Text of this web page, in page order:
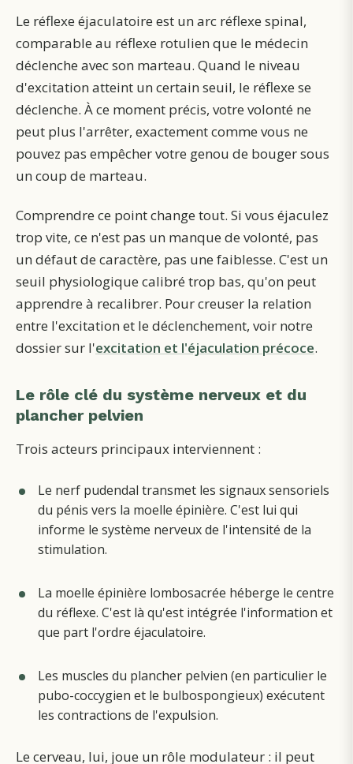
Le réflexe éjaculatoire est un arc réflexe spinal,
comparable au réflexe rotulien que le médecin
déclenche avec son marteau. Quand le niveau
d'excitation atteint un certain seuil, le réflexe se
déclenche. À ce moment précis, votre volonté ne
peut plus l'arrêter, exactement comme vous ne
pouvez pas empêcher votre genou de bouger sous
un coup de marteau.
Comprendre ce point change tout. Si vous éjaculez
trop vite, ce n'est pas un manque de volonté, pas
un défaut de caractère, pas une faiblesse. C'est un
seuil physiologique calibré trop bas, qu'on peut
apprendre à recalibrer. Pour creuser la relation
entre l'excitation et le déclenchement, voir notre
dossier sur l'excitation et l'éjaculation précoce.
Le rôle clé du système nerveux et du
plancher pelvien
Trois acteurs principaux interviennent :
Le nerf pudendal transmet les signaux sensoriels
du pénis vers la moelle épinière. C'est lui qui
informe le système nerveux de l'intensité de la
stimulation.
La moelle épinière lombosacrée héberge le centre
du réflexe. C'est là qu'est intégrée l'information et
que part l'ordre éjaculatoire.
Les muscles du plancher pelvien (en particulier le
pubo-coccygien et le bulbospongieux) exécutent
les contractions de l'expulsion.
Le cerveau, lui, joue un rôle modulateur : il peut